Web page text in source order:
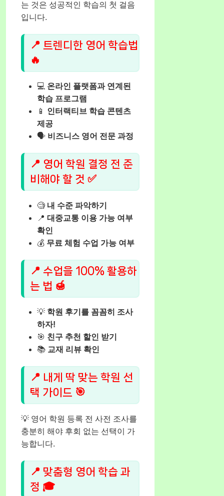
는 것은 성공적인 학습의 첫 걸음
입니다.
📍 트렌디한 영어 학습법
🔥
💻 온라인 플랫폼과 연계된
학습 프로그램
📱 인터랙티브 학습 콘텐츠
제공
🗣️ 비즈니스 영어 전문 과정
📍 영어 학원 결정 전 준
비해야 할 것 ✅
🧐 내 수준 파악하기
📍 대중교통 이용 가능 여부
확인
💰 무료 체험 수업 가능 여부
📍 수업을 100% 활용하
는 법 🍯
💡 학원 후기를 꼼꼼히 조사
하자!
🎯 친구 추천 할인 받기
📚 교재 리뷰 확인
📍 내게 딱 맞는 학원 선
택 가이드 🎯
💡 영어 학원 등록 전 사전 조사를
충분히 해야 후회 없는 선택이 가
능합니다.
📍 맞춤형 영어 학습 과
정 🎓